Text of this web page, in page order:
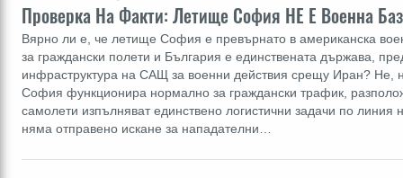
Проверка На Факти: Летище София НЕ Е Военна
Вярно ли е, че летище София е превърнато в американска
за граждански полети и България е единствената държава,
инфраструктура на САЩ за военни действия срещу Иран? Не,
София функционира нормално за граждански трафик,
самолети изпълняват единствено логистични задачи по
няма отправено искане за нападателни…